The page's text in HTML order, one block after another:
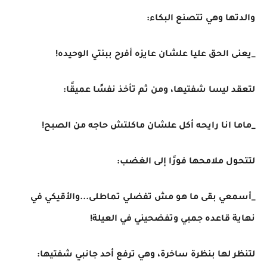
والدتها وهي تتصنع البكاء:
_يعنى الحق عليا علشان عايزه أفرح ببنتي الوحيده!
لتعقد ليسا شفتيها، ومن ثم تأخذ نفسًا عميقًا:
_ماما انا رايحه أكل علشان ماكلتش حاجه من الصبح!
لتتحول ملامحها فورًا إلى الغضب:
_أسمعي بقى ما هو مش تفضلي تماطلى...والأقيكي في
نهاية قاعده جمبي وتفضحيني في العيلة!
لتنظر لها بنظرة ساخرة، وهي ترفع أحد جانبي شفتيها: